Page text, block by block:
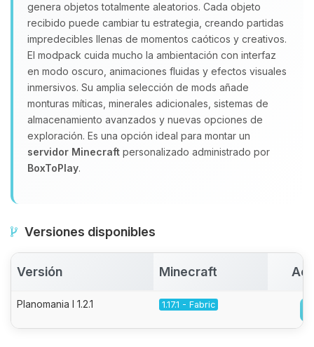
genera objetos totalmente aleatorios. Cada objeto
recibido puede cambiar tu estrategia, creando partidas
impredecibles llenas de momentos caóticos y creativos.
El modpack cuida mucho la ambientación con interfaz
en modo oscuro, animaciones fluidas y efectos visuales
inmersivos. Su amplia selección de mods añade
monturas míticas, minerales adicionales, sistemas de
almacenamiento avanzados y nuevas opciones de
exploración. Es una opción ideal para montar un
servidor Minecraft personalizado administrado por
BoxToPlay.
Versiones disponibles
Versión Minecraft
Planomania I 1.2.1 1.17.1 - Fabric